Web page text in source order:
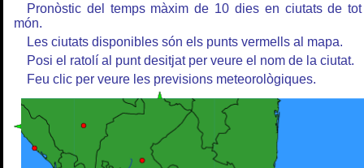
Pronòstic del temps màxim de 10 dies en ciutats de
món.
Les ciutats disponibles són els punts vermells al mapa.
Posi el ratolí al punt desitjat per veure el nom de la ciutat.
Feu clic per veure les previsions meteorològiques.